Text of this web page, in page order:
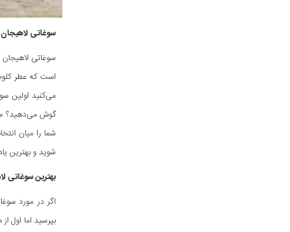
سوغاتی
سوغاتی
است که عطر
می‌کنید اولین
گوش می‌دهید؟
شما را میان
شوید و بهترین
بهترین سوغاتی
اگر در مورد
بپرسید اما اول